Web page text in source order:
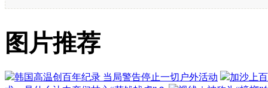
图片推荐
韩国高温创百年纪录 当局警告停止一切户外活动
加沙上